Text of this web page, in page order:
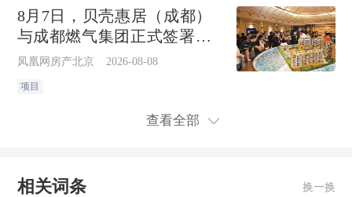
检“最后一米”
8月7日，贝壳惠居（成都）
与成都燃气集团正式签署全
面战略合作协议。作为四川
贝壳惠居（成都）旗下超十
患协同整改、智能报
凤凰网房产北京 2026-08-08
项目
查看全部
相关词条 换一换